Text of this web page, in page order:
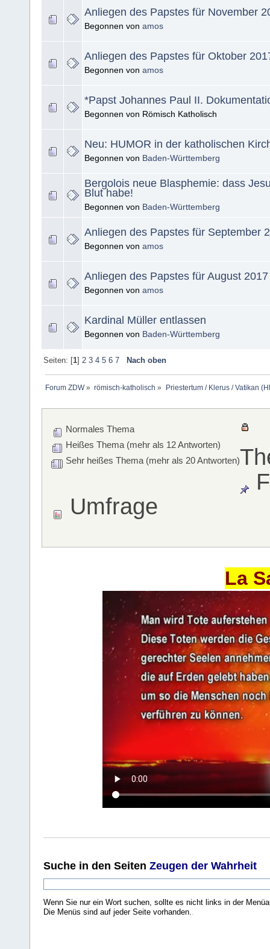
Anliegen des Papstes für November
Begonnen von amos
Anliegen des Papstes für Oktober
Begonnen von amos
*Papst Johannes Paul II.
Begonnen von Römisch Katholisch
Neu: HUMOR in der katholischen
Begonnen von Baden-Württemberg
Bergolois neue Blasphemie: dass
Blut habe!
Begonnen von Baden-Württemberg
Anliegen des Papstes für September
Begonnen von amos
Anliegen des Papstes für August 2017
Begonnen von amos
Kardinal Müller entlassen
Begonnen von Baden-Württemberg
Seiten: [1] 2 3 4 5 6 7 Nach oben
Forum ZDW» römisch-katholisch » Priestertum / Klerus / Vatikan
Normales Thema
Heißes Thema (mehr als 12 Antworten)
Sehr heißes Thema (mehr als 20 Antworten)
Umfrage
La
Suche in den Seiten Zeugen der Wahrheit
Wenn Sie nur ein Wort suchen, sollte es nicht links in der
Die Menüs sind auf jeder Seite vorhanden..